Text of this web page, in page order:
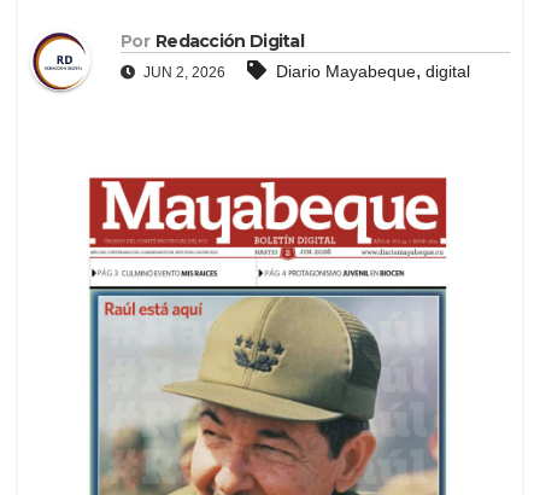
Por Redacción Digital
JUN 2, 2026 Diario Mayabeque, digital